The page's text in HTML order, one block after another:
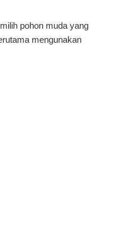
pohon muda yang
mengunakan